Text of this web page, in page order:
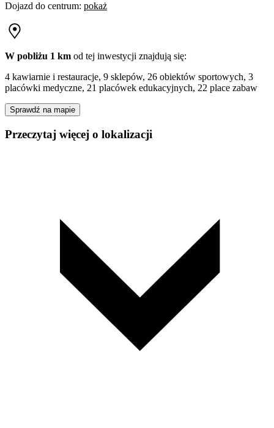
Dojazd do centrum: pokaż
W pobliżu 1 km od tej inwestycji znajdują się:
4 kawiarnie i restauracje, 9 sklepów, 26 obiektów sportowych, 3
placówki medyczne, 21 placówek edukacyjnych, 22 place zabaw
Sprawdź na mapie
Przeczytaj więcej o lokalizacji